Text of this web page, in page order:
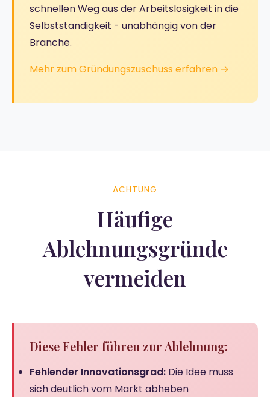
schnellen Weg aus der Arbeitslosigkeit in die
Selbstständigkeit - unabhängig von der
Branche.
Mehr zum Gründungszuschuss erfahren →
ACHTUNG
Häufige
Ablehnungsgründe
vermeiden
Diese Fehler führen zur Ablehnung:
Fehlender Innovationsgrad: Die Idee muss
sich deutlich vom Markt abheben